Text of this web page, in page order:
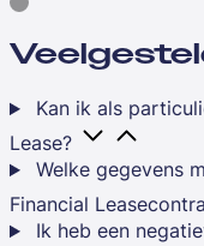
Kan ik als
Lease?
Welke gegevens
Financial
Ik heb een